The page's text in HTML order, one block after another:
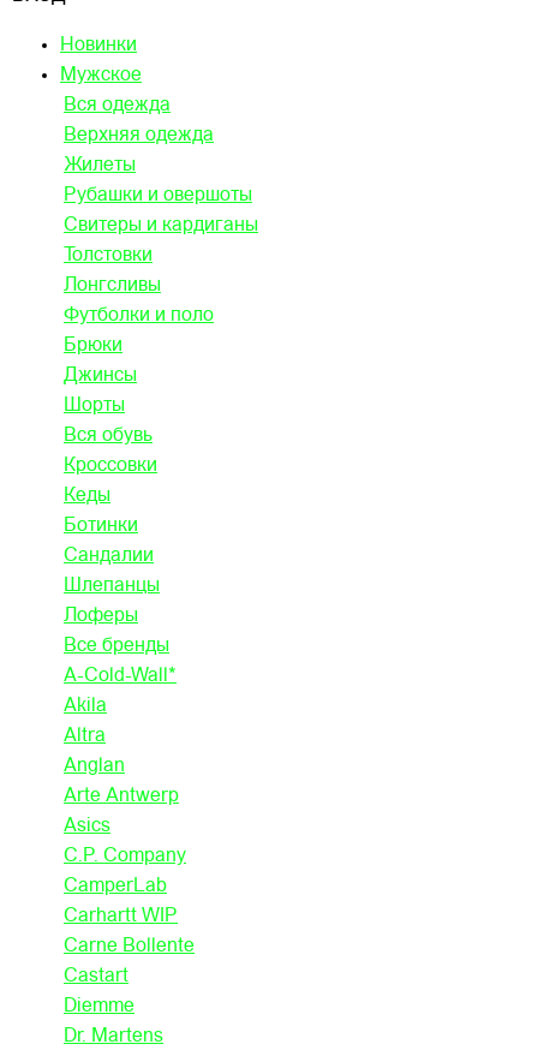
Новинки
Мужское
Вся одежда
Верхняя одежда
Жилеты
Рубашки и овершоты
Свитеры и кардиганы
Толстовки
Лонгсливы
Футболки и поло
Брюки
Джинсы
Шорты
Вся обувь
Кроссовки
Кеды
Ботинки
Сандалии
Шлепанцы
Лоферы
Все бренды
A-Cold-Wall*
Akila
Altra
Anglan
Arte Antwerp
Asics
C.P. Company
CamperLab
Carhartt WIP
Carne Bollente
Castart
Diemme
Dr. Martens